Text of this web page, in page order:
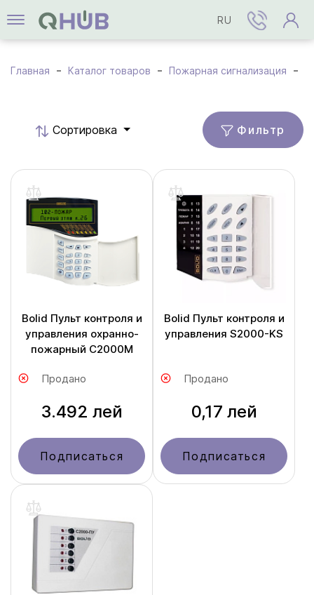
RU
Главная Каталог товаров Пожарная сигнализация
Cортировка Фильтр
Bolid Пульт контроля и
управления охранно-
пожарный С2000М
Продано
3.492 лей
Подписаться
Bolid Пульт контроля и
управления S2000-KS
Продано
0,17 лей
Подписаться